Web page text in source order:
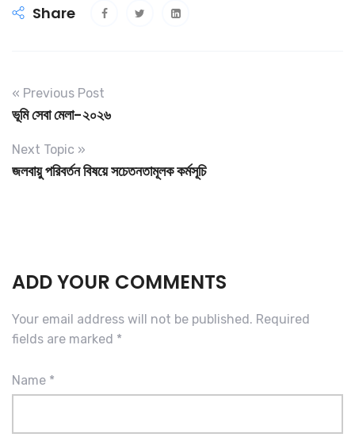
Share
« Previous Post
ভূমি সেবা মেলা-২০২৬
Next Topic »
জলবায়ু পরিবর্তন বিষয়ে সচেতনতামূলক কর্মসূচি
ADD YOUR COMMENTS
Your email address will not be published. Required
fields are marked *
Name *